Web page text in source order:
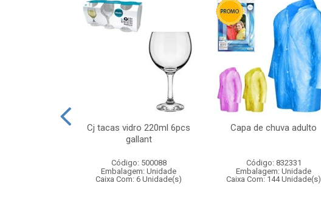
Cj tacas vidro 220ml 6pcs
gallant
Código: 500088
Embalagem: Unidade
Caixa Com: 6 Unidade(s)
Capa de chuva adulto
Código: 832331
Embalagem: Unidade
Caixa Com: 144 Unidade(s)